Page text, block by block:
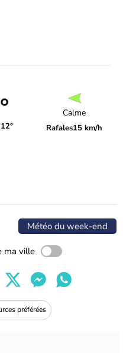
Calme
Rafales15 km/h
Météo du week-end
ma ville
préférées